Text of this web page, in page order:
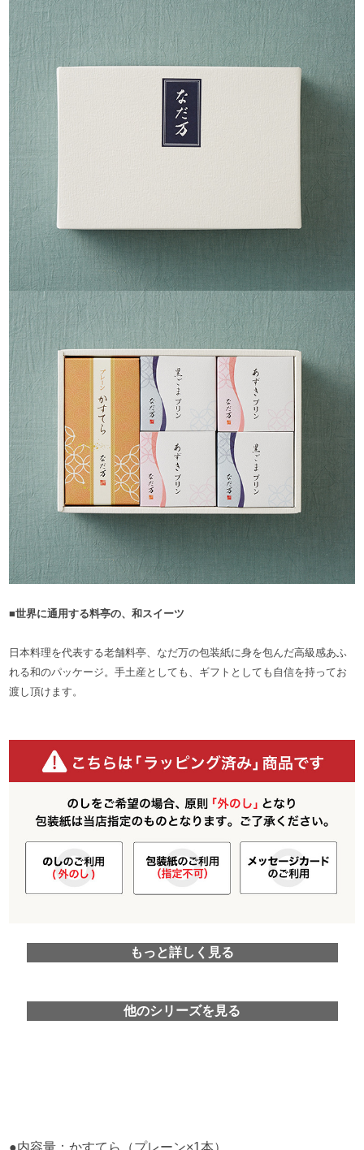
■世界に通用する料亭の、和スイーツ
日本料理を代表する老舗料亭、なだ万の包装紙に身を包んだ高級感あふ
れる和のパッケージ。手土産としても、ギフトとしても自信を持ってお
渡し頂けます。
もっと詳しく見る
他のシリーズを見る
●内容量：かすてら（プレーン×1本）